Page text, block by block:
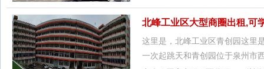
北峰工业区大型商圈出租,可
这里是，北峰工业区青创园这里
一次起跳天和青创园位于泉州市